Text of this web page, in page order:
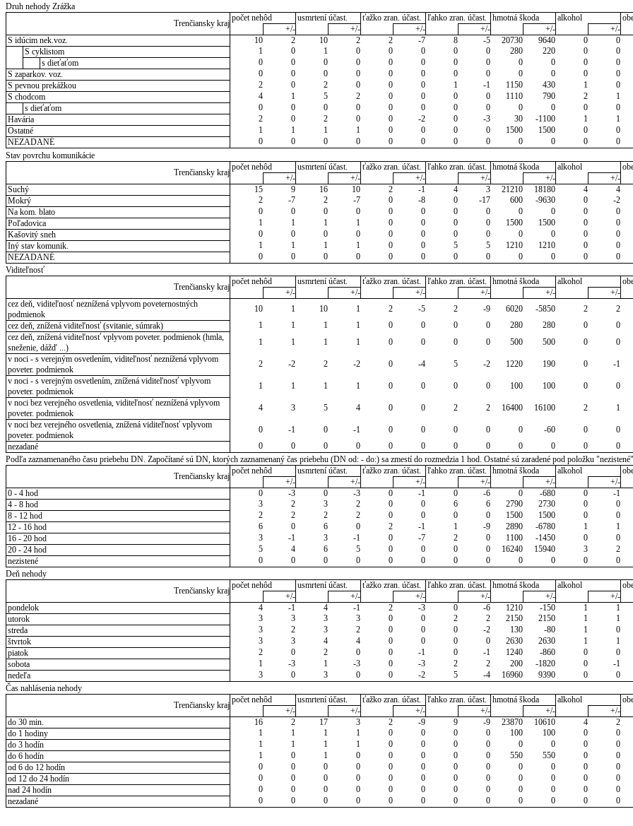
Druh nehody Zrážka
Trenčiansky kraj
počet nehôd usmrtení účast. ťažko zran. účast. ľahko zran. účast. hmotná škoda alkohol
+/-
+/- +/- +/- +/- +/-
S idúcim nek.voz.
10 2 10 2 2 -7 8 -5 20730 9640 0 0
S cyklistom
1 0 1 0 0 0 0 0 280 220 0 0
s dieťaťom
0 0 0 0 0 0 0 0 0 0 0 0
S zaparkov. voz.
0 0 0 0 0 0 0 0 0 0 0 0
S pevnou prekážkou
2 0 2 0 0 0 1 -1 1150 430 1 0
S chodcom
4 1 5 2 0 0 0 0 1110 790 2 1
s dieťaťom
0 0 0 0 0 0 0 0 0 0 0 0
Havária
2 0 2 0 0 -2 0 -3 30 -1100 1 1
Ostatné
1 1 1 1 0 0 0 0 1500 1500 0 0
NEZADANÉ
0 0 0 0 0 0 0 0 0 0 0 0
Stav povrchu komunikácie
Trenčiansky kraj
počet nehôd usmrtení účast. ťažko zran. účast. ľahko zran. účast. hmotná škoda alkohol
+/-
+/- +/- +/- +/- +/-
Suchý
15 9 16 10 2 -1 4 3 21210 18180 4 4
Mokrý
2 -7 2 -7 0 -8 0 -17 600 -9630 0 -2
Na kom. blato
0 0 0 0 0 0 0 0 0 0 0 0
Poľadovica
1 1 1 1 0 0 0 0 1500 1500 0 0
Kašovitý sneh
0 0 0 0 0 0 0 0 0 0 0 0
Iný stav komunik.
1 1 1 1 0 0 5 5 1210 1210 0 0
NEZADANÉ
0 0 0 0 0 0 0 0 0 0 0 0
Viditeľnosť
Trenčiansky kraj
počet nehôd usmrtení účast. ťažko zran. účast. ľahko zran. účast. hmotná škoda alkohol
+/-
+/- +/- +/- +/- +/-
cez deň, viditeľnosť neznížená vplyvom poveternostných
podmienok
10 1 10 1 2 -5 2 -9 6020 -5850 2 2
cez deň, znížená viditeľnosť (svitanie, súmrak)
1 1 1 1 0 0 0 0 280 280 0 0
cez deň, znížená viditeľnosť vplyvom poveter. podmienok (hmla,
sneženie, dážď ...)
1 1 1 1 0 0 0 0 500 500 0 0
v noci - s verejným osvetlením, viditeľnosť neznížená vplyvom
poveter. podmienok
2 -2 2 -2 0 -4 5 -2 1220 190 0 -1
v noci - s verejným osvetlením, znížená viditeľnosť vplyvom
poveter. podmienok
1 1 1 1 0 0 0 0 100 100 0 0
v noci bez verejného osvetlenia, viditeľnosť neznížená vplyvom
poveter. podmienok
4 3 5 4 0 0 2 2 16400 16100 2 1
v noci bez verejného osvetlenia, znížená viditeľnosť vplyvom
poveter. podmienok
0 -1 0 -1 0 0 0 0 0 -60 0 0
nezadané
0 0 0 0 0 0 0 0 0 0 0 0
Podľa zaznamenaného času priebehu DN. Započítané sú DN, ktorých zaznamenaný čas priebehu (DN od: - do:) sa zmestí do rozmedzia 1 hod. Ostatné sú zaradené pod položku "nezistené"
Trenčiansky kraj
počet nehôd usmrtení účast. ťažko zran. účast. ľahko zran. účast. hmotná škoda alkohol
+/-
+/- +/- +/- +/- +/-
0 - 4 hod
0 -3 0 -3 0 -1 0 -6 0 -680 0 -1
4 - 8 hod
3 2 3 2 0 0 6 6 2790 2730 0 0
8 - 12 hod
2 2 2 2 0 0 0 0 1500 1500 0 0
12 - 16 hod
6 0 6 0 2 -1 1 -9 2890 -6780 1 1
16 - 20 hod
3 -1 3 -1 0 -7 2 0 1100 -1450 0 0
20 - 24 hod
5 4 6 5 0 0 0 0 16240 15940 3 2
nezistené
0 0 0 0 0 0 0 0 0 0 0 0
Deň nehody
Trenčiansky kraj
počet nehôd usmrtení účast. ťažko zran. účast. ľahko zran. účast. hmotná škoda alkohol
+/-
+/- +/- +/- +/- +/-
pondelok
4 -1 4 -1 2 -3 0 -6 1210 -150 1 1
utorok
3 3 3 3 0 0 2 2 2150 2150 1 1
streda
3 2 3 2 0 0 0 -2 130 -80 1 0
štvrtok
3 3 4 4 0 0 0 0 2630 2630 1 1
piatok
2 0 2 0 0 -1 0 -1 1240 -860 0 0
sobota
1 -3 1 -3 0 -3 2 2 200 -1820 0 -1
nedeľa
3 0 3 0 0 -2 5 -4 16960 9390 0 0
Čas nahlásenia nehody
Trenčiansky kraj
počet nehôd usmrtení účast. ťažko zran. účast. ľahko zran. účast. hmotná škoda alkohol
+/-
+/- +/- +/- +/- +/-
do 30 min.
16 2 17 3 2 -9 9 -9 23870 10610 4 2
do 1 hodiny
1 1 1 1 0 0 0 0 100 100 0 0
do 3 hodín
1 1 1 1 0 0 0 0 0 0 0 0
do 6 hodín
1 0 1 0 0 0 0 0 550 550 0 0
od 6 do 12 hodín
0 0 0 0 0 0 0 0 0 0 0 0
od 12 do 24 hodín
0 0 0 0 0 0 0 0 0 0 0 0
nad 24 hodín
0 0 0 0 0 0 0 0 0 0 0 0
nezadané
0 0 0 0 0 0 0 0 0 0 0 0